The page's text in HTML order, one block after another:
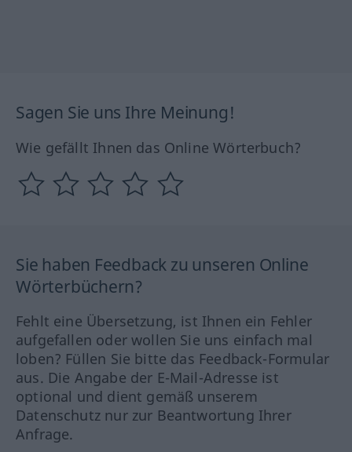
Sagen Sie uns Ihre Meinung!
Wie gefällt Ihnen das Online Wörterbuch?
Sie haben Feedback zu unseren Online
Wörterbüchern?
Fehlt eine Übersetzung, ist Ihnen ein Fehler
aufgefallen oder wollen Sie uns einfach mal
loben? Füllen Sie bitte das Feedback-Formular
aus. Die Angabe der E-Mail-Adresse ist
optional und dient gemäß unserem
Datenschutz nur zur Beantwortung Ihrer
Anfrage.